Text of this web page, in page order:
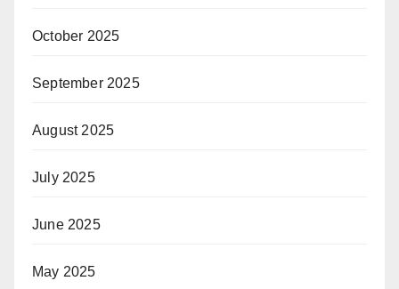
October 2025
September 2025
August 2025
July 2025
June 2025
May 2025